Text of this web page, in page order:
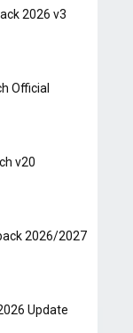
2026 v3
Official
v20
2026/2027
Update